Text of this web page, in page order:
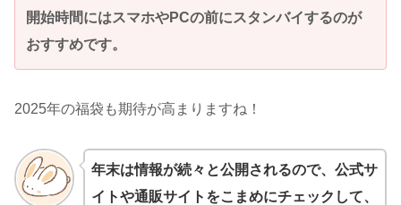
開始時間にはスマホやPCの前にスタンバイするのが
おすすめです。
2025年の福袋も期待が高まりますね！
年末は情報が続々と公開されるので、公式サ
イトや通販サイトをこまめにチェックして、